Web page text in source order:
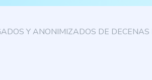
Y ANONIMIZADOS DE DECENAS